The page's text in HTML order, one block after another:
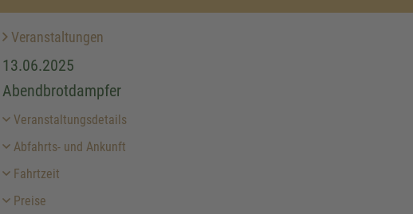
Veranstaltungen
13.06.2025
Abendbrotdampfer
Veranstaltungsdetails
Abfahrts- und Ankunft
Fahrtzeit
Preise